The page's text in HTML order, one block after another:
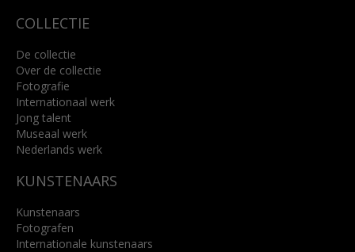
COLLECTIE
De collectie
Over de collectie
Fotografie
Internationaal werk
Jong talent
Museaal werk
Nederlands werk
KUNSTENAARS
Kunstenaars
Fotografen
Internationale kunstenaars